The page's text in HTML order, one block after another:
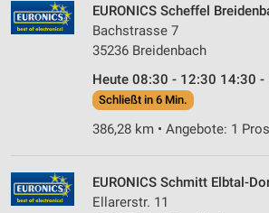
EURONICS Scheffel
Bachstrasse 7
35236 Breidenbach
Heute 08:30 - 12:30 14:30 -
Schließt in 6 Min.
386,28 km • Angebote: 1
EURONICS Schmitt Elbtal-
Ellarerstr. 11